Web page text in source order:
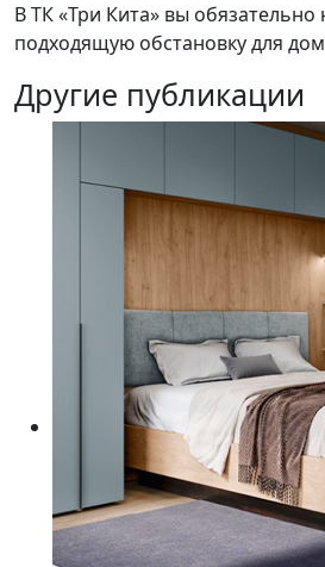
В ТК «Три Кита» вы обязательно
подходящую обстановку для
Другие публикации